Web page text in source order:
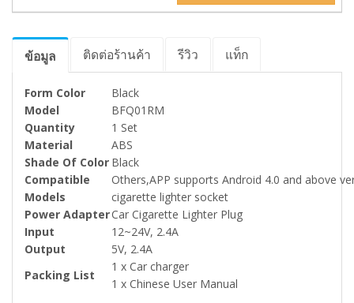
ข้อมูล ติดต่อร้านค้า รีวิว แท็ก
Form Color
Black
Model
BFQ01RM
Quantity
1 Set
Material
ABS
Shade Of Color Black
Compatible
Models
Others,APP supports Android 4.0 and above
cigarette lighter socket
Power AdapterCar Cigarette Lighter Plug
Input
12~24V, 2.4A
Output
5V, 2.4A
Packing List
1 x Car charger
1 x Chinese User Manual